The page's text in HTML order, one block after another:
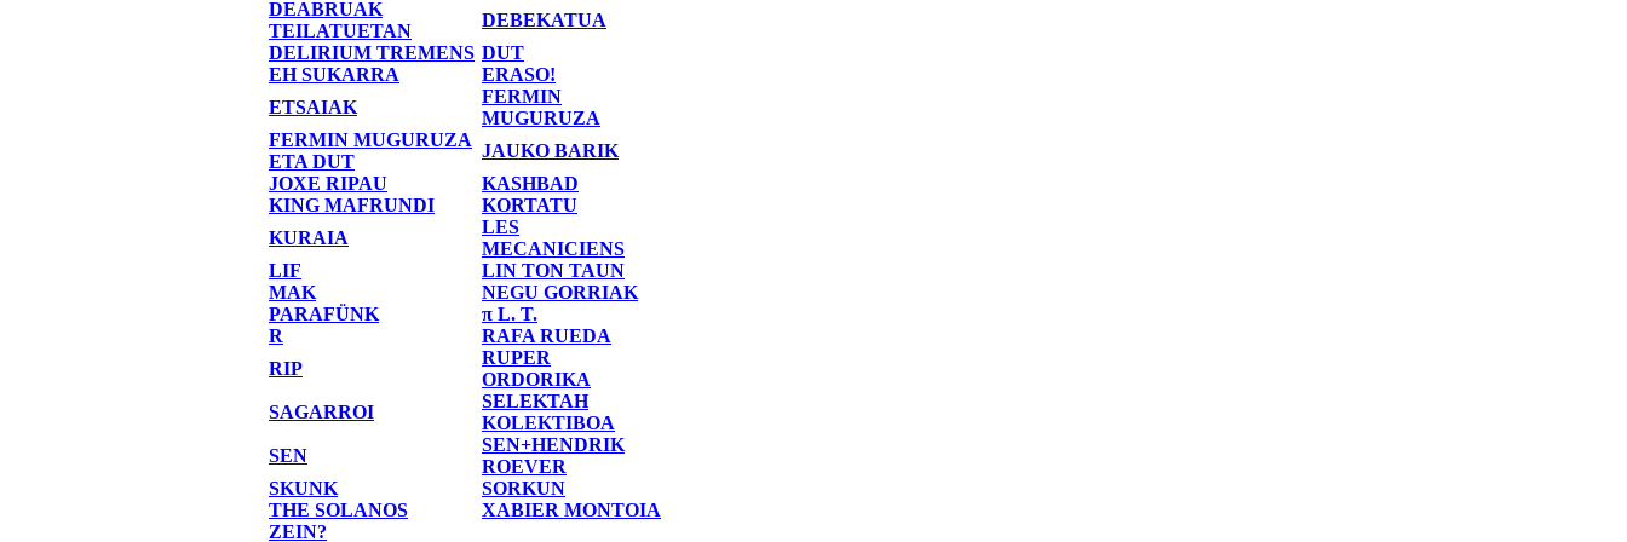
DEABRUAK
TEILATUETAN
DEBEKATUA
DELIRIUM TREMENS DUT
EH SUKARRA
ERASO!
ETSAIAK
FERMIN
MUGURUZA
FERMIN MUGURUZA
ETA DUT
JAUKO BARIK
JOXE RIPAU
KASHBAD
KING MAFRUNDI
KORTATU
KURAIA
LES
MECANICIENS
LIF
LIN TON TAUN
MAK
NEGU GORRIAK
PARAFÜNK
π L. T.
R
RAFA RUEDA
RIP
RUPER
ORDORIKA
SAGARROI
SELEKTAH
KOLEKTIBOA
SEN
SEN+HENDRIK
ROEVER
SKUNK
SORKUN
THE SOLANOS
XABIER MONTOIA
ZEIN?